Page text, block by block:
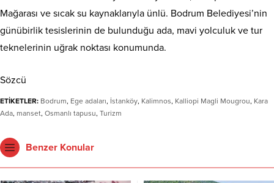
Mağarası ve sıcak su kaynaklarıyla ünlü. Bodrum Belediyesi’nin
günübirlik tesislerinin de bulunduğu ada, mavi yolculuk ve tur
teknelerinin uğrak noktası konumunda.
Sözcü
ETİKETLER: Bodrum, Ege adaları, İstanköy, Kalimnos, Kalliopi Magli Mougrou, Kara
Ada, manset, Osmanlı tapusu, Turizm
Benzer Konular